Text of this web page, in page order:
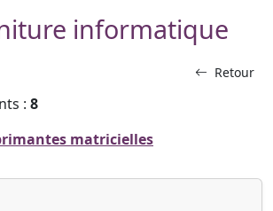
informatique
Retour
: 8
matricielles